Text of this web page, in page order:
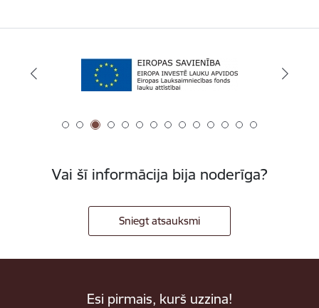
Vai šī informācija bija noderīga?
Sniegt atsauksmi
Esi pirmais, kurš uzzina!